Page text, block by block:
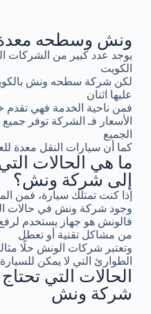
ونش وسطحه معدة
يوجد عدد كبير من الشركات
الكويت
لكن شركة سطحه ونش
عليها اثنان
فمن ناحية الخدمة فهي
الأسعار فـ الشركة توفر
الجميع
كما أن سيارات النقل معدة للعمل
ما هي الحالات
إلى شركة ونش؟
إذا كنت تمتلك سيارة، فمن
وجود شركة ونش في حالات
فالونش هو جهاز يستخدم
من مشاكل تقنية أو تعطل
وتعتبر شركات الونش حلًا
الطوارئ التي لا يمكن للسيارة
الحالات التي
شركة ونش